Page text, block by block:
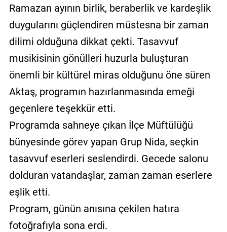
Ramazan ayının birlik, beraberlik ve kardeşlik
duygularını güçlendiren müstesna bir zaman
dilimi olduğuna dikkat çekti. Tasavvuf
musikisinin gönülleri huzurla buluşturan
önemli bir kültürel miras olduğunu öne süren
Aktaş, programın hazırlanmasında emeği
geçenlere teşekkür etti.
Programda sahneye çıkan İlçe Müftülüğü
bünyesinde görev yapan Grup Nida, seçkin
tasavvuf eserleri seslendirdi. Gecede salonu
dolduran vatandaşlar, zaman zaman eserlere
eşlik etti.
Program, günün anısına çekilen hatıra
fotoğrafıyla sona erdi.